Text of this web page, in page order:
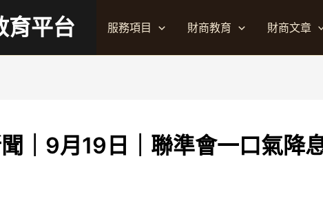
育平台 服務項目 財商教育 財商文章
｜9月19日｜聯準會一口氣降